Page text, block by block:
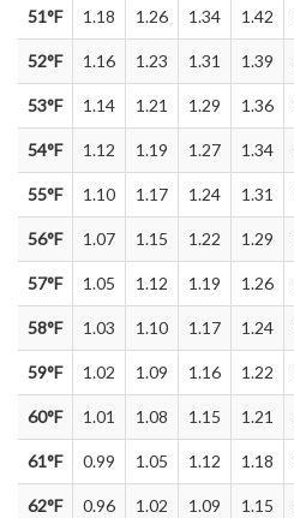
51°F 1.18 1.26 1.34 1.42
52°F 1.16 1.23 1.31 1.39
53°F 1.14 1.21 1.29 1.36
54°F 1.12 1.19 1.27 1.34
55°F 1.10 1.17 1.24 1.31
56°F 1.07 1.15 1.22 1.29
57°F 1.05 1.12 1.19 1.26
58°F 1.03 1.10 1.17 1.24
59°F 1.02 1.09 1.16 1.22
60°F 1.01 1.08 1.15 1.21
61°F 0.99 1.05 1.12 1.18
62°F 0.96 1.02 1.09 1.15